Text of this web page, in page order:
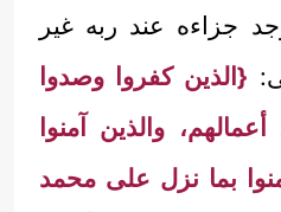
جزاءه عند ربه غير
{الذين كفروا وصدوا
والذين آمنوا
بما نزل على محمد